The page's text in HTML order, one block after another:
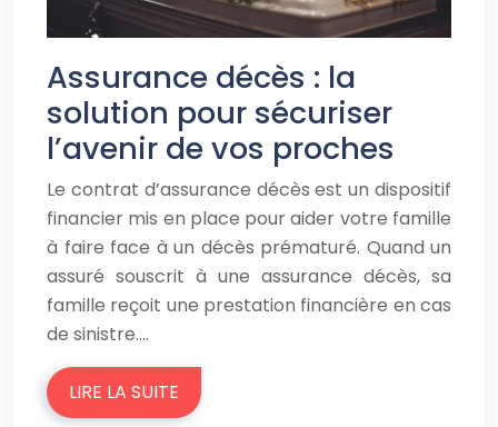
Assurance décès : la
solution pour sécuriser
l’avenir de vos proches
Le contrat d’assurance décès est un dispositif
financier mis en place pour aider votre famille
à faire face à un décès prématuré. Quand un
assuré souscrit à une assurance décès, sa
famille reçoit une prestation financière en cas
de sinistre….
LIRE LA SUITE